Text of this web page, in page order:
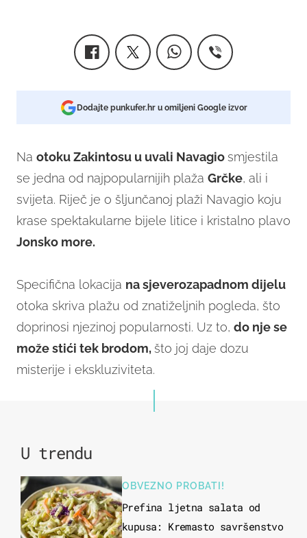
Dodajte punkufer.hr u omiljeni Google izvor
Na otoku Zakintosu u uvali Navagiosmjestila
se jedna od najpopularnijih plaža Grčke, ali i
svijeta. Riječ je o šljunčanoj plaži Navagio koju
krase spektakularne bijele litice i kristalno plavo
Jonsko more.
Specifična lokacija na sjeverozapadnom dijelu
otoka skriva plažu od znatiželjnih pogleda, što
doprinosi njezinoj popularnosti. Uz to, do nje se
može stići tek brodom,što joj daje dozu
misterije i ekskluziviteta.
U trendu
OBVEZNO PROBATI!
Prefina ljetna salata od
kupusa: Kremasto savršenstvo